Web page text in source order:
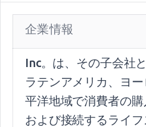
企業情報
Inc。は、その子会社
ラテンアメリカ、ヨ
平洋地域で消費者の購
および接続するライ